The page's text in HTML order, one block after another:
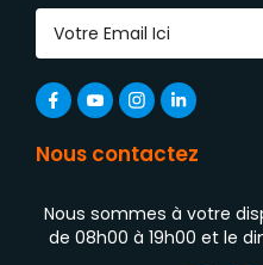
Nous contactez
Nous sommes à votre
de 08h00 à 19h00 et le